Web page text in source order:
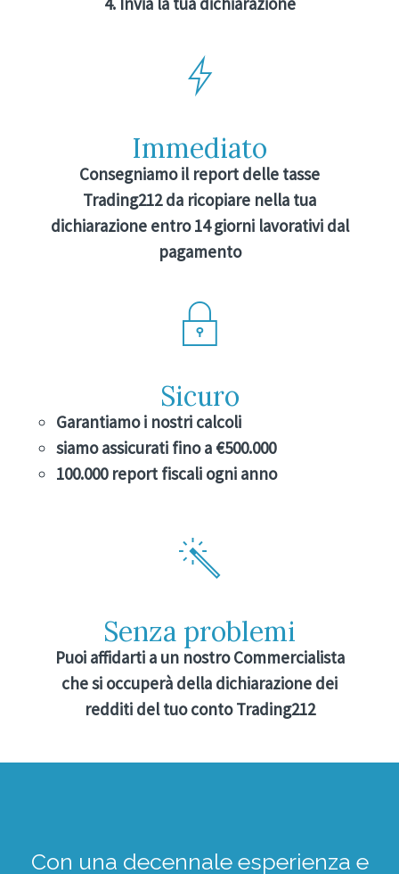
Immediato
Consegniamo il report delle tasse
Trading212 da ricopiare nella tua
dichiarazione entro 14 giorni lavorativi dal
pagamento
Sicuro
Garantiamo i nostri calcoli
siamo assicurati fino a €500.000
100.000 report fiscali ogni anno
Senza problemi
Puoi affidarti a un nostro Commercialista
che si occuperà della dichiarazione dei
redditi del tuo conto Trading212
Con una decennale esperienza e